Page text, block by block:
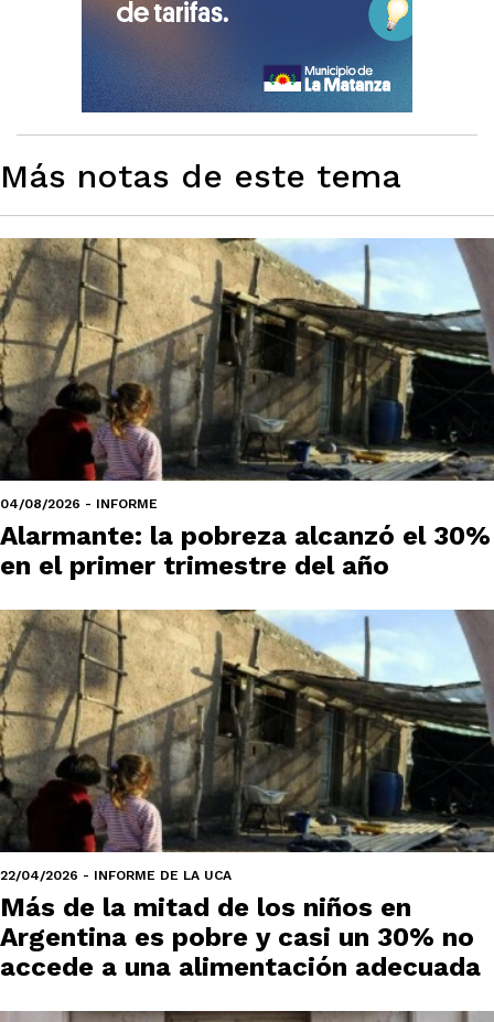
Más notas de este tema
04/08/2026 - INFORME
Alarmante: la pobreza alcanzó el 30%
en el primer trimestre del año
22/04/2026 - INFORME DE LA UCA
Más de la mitad de los niños en
Argentina es pobre y casi un 30% no
accede a una alimentación adecuada